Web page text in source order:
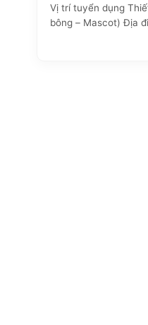
Vị trí tuyển dụng
bông – Mascot) Địa